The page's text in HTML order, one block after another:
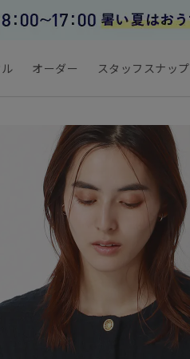
オーダー スタッフスナップ